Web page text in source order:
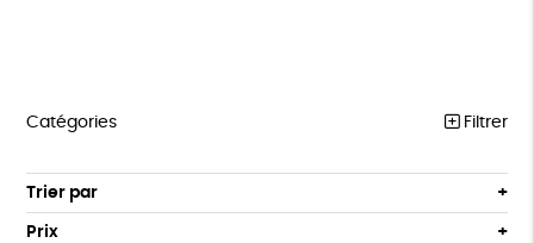
Catégories Filtrer
ÉQUITABLE
ÉPICERIE
Trier par
Par défaut
Prix